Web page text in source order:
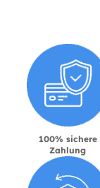
100% sichere
Zahlung